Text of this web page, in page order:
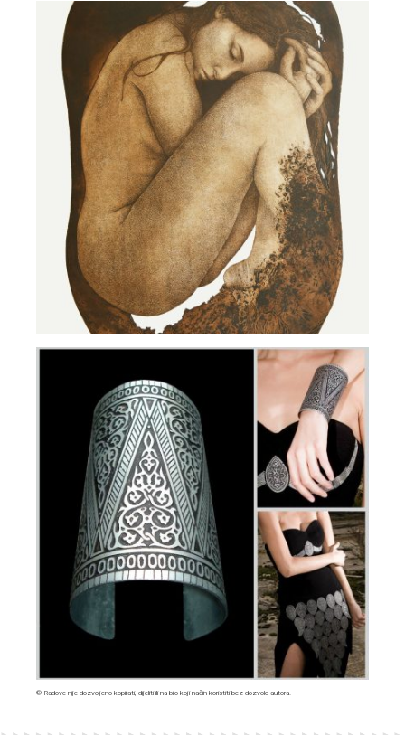
© Radove nije dozvoljeno kopirati, dijeliti ili na bilo koji način koristiti bez dozvole autora.